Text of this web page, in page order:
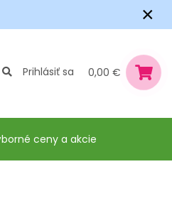
×
Prihlásiť sa 0,00 €
ceny a akcie